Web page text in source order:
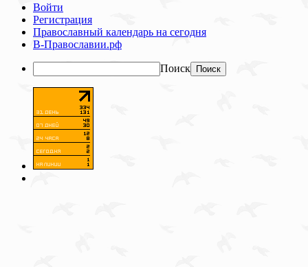
Войти
Регистрация
Православный календарь на сегодня
В-Православии.рф
Поиск